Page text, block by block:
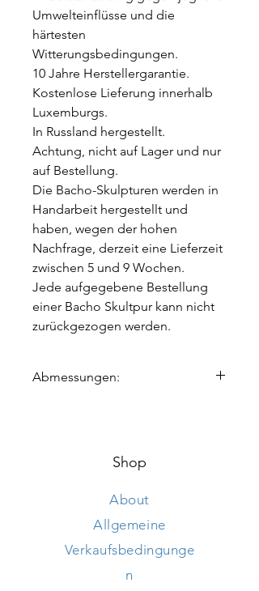
Umwelteinflüsse und die
härtesten
Witterungsbedingungen.
10 Jahre Herstellergarantie.
Kostenlose Lieferung innerhalb
Luxemburgs.
In Russland hergestellt.
Achtung, nicht auf Lager und nur
auf Bestellung.
Die Bacho-Skulpturen werden in
Handarbeit hergestellt und
haben, wegen der hohen
Nachfrage, derzeit eine Lieferzeit
zwischen 5 und 9 Wochen.
Jede aufgegebene Bestellung
einer Bacho Skultpur kann nicht
zurückgezogen werden.
Abmessungen:
Swimming Hippo Medium :
Höhe 55 cm Länge 315 cm Breite 110
Swimming Hippo Small :
Höhe 67 cm Länge 185 cm Breite 90
Shop
About
Allgemeine
Verkaufsbedingunge
n